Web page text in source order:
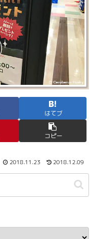
はてブ
コピー
2018.11.23 2018.12.09